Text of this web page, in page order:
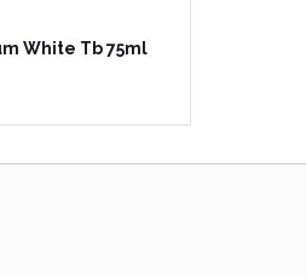
White Tb 75ml